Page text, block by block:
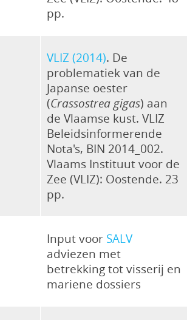
pp.
VLIZ (2014). De
problematiek van de
Japanse oester
(Crassostrea gigas) aan
de Vlaamse kust. VLIZ
Beleidsinformerende
Nota's, BIN 2014_002.
Vlaams Instituut voor de
Zee (VLIZ): Oostende. 23
pp.
Input voor SALV
adviezen met
betrekking tot visserij en
mariene dossiers